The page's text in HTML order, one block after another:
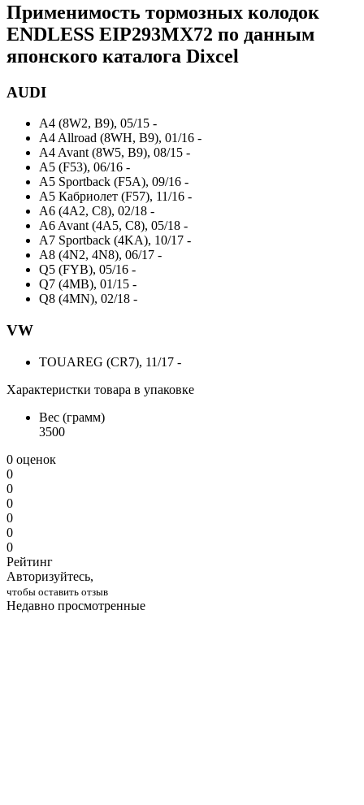
Применимость тормозных колодок
ENDLESS EIP293MX72 по данным
японского каталога Dixcel
AUDI
A4 (8W2, B9), 05/15 -
A4 Allroad (8WH, B9), 01/16 -
A4 Avant (8W5, B9), 08/15 -
A5 (F53), 06/16 -
A5 Sportback (F5A), 09/16 -
A5 Кабриолет (F57), 11/16 -
A6 (4A2, C8), 02/18 -
A6 Avant (4A5, C8), 05/18 -
A7 Sportback (4KA), 10/17 -
A8 (4N2, 4N8), 06/17 -
Q5 (FYB), 05/16 -
Q7 (4MB), 01/15 -
Q8 (4MN), 02/18 -
VW
TOUAREG (CR7), 11/17 -
Характеристки товара в упаковке
Вес (грамм)
3500
0 оценок
0
0
0
0
0
0
Рейтинг
Авторизуйтесь,
чтобы оставить отзыв
Недавно просмотренные